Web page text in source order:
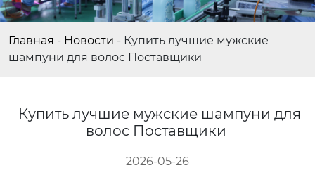
Главная - Новости - Купить лучшие мужские
шампуни для волос Поставщики
Купить лучшие мужские шампуни для
волос Поставщики
2026-05-26